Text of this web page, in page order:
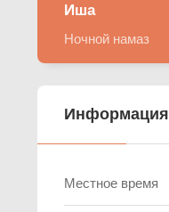
Иша
Ночной намаз
Информация
Местное время